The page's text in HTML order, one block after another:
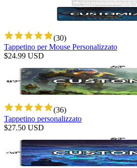
(30)
Tappetino per Mouse Personalizzato
$24.99 USD
(36)
Tappetino personalizzato
$27.50 USD